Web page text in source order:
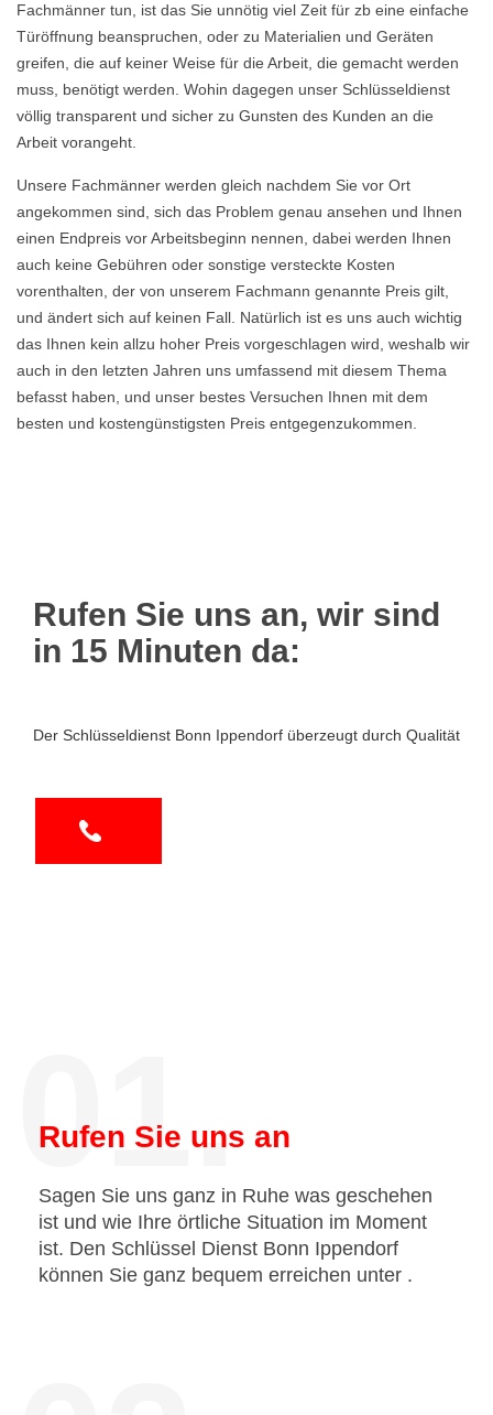
Fachmänner tun, ist das Sie unnötig viel Zeit für zb eine einfache
Türöffnung beanspruchen, oder zu Materialien und Geräten
greifen, die auf keiner Weise für die Arbeit, die gemacht werden
muss, benötigt werden. Wohin dagegen unser Schlüsseldienst
völlig transparent und sicher zu Gunsten des Kunden an die
Arbeit vorangeht.
Unsere Fachmänner werden gleich nachdem Sie vor Ort
angekommen sind, sich das Problem genau ansehen und Ihnen
einen Endpreis vor Arbeitsbeginn nennen, dabei werden Ihnen
auch keine Gebühren oder sonstige versteckte Kosten
vorenthalten, der von unserem Fachmann genannte Preis gilt,
und ändert sich auf keinen Fall. Natürlich ist es uns auch wichtig
das Ihnen kein allzu hoher Preis vorgeschlagen wird, weshalb wir
auch in den letzten Jahren uns umfassend mit diesem Thema
befasst haben, und unser bestes Versuchen Ihnen mit dem
besten und kostengünstigsten Preis entgegenzukommen.
Rufen Sie uns an, wir sind
in 15 Minuten da:
Der Schlüsseldienst Bonn Ippendorf überzeugt durch Qualität
01.
Rufen Sie uns an
Sagen Sie uns ganz in Ruhe was geschehen
ist und wie Ihre örtliche Situation im Moment
ist. Den Schlüssel Dienst Bonn Ippendorf
können Sie ganz bequem erreichen unter .